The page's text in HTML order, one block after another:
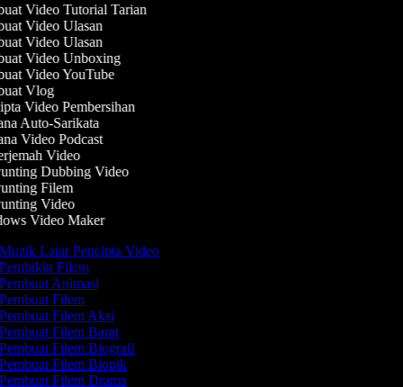
Video Tutorial Tarian
Video Ulasan
Video Ulasan
Video Unboxing
Video YouTube
Vlog
Video Pembersihan
Auto-Sarikata
Video Podcast
Video
Dubbing Video
Filem
Video
Video Maker
Latar Pencipta Video
Filem
Animasi
Filem
Filem Aksi
Filem Barat
Filem Biografi
Filem Biopik
Filem Drama